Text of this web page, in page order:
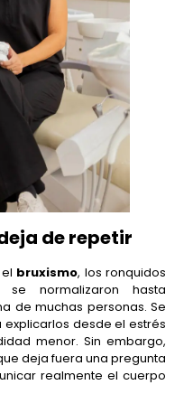
de repetir
bruxismo, los ronquidos
normalizaron hasta
de muchas personas. Se
desde el estrés
menor. Sin embargo,
deja fuera una pregunta
realmente el cuerpo